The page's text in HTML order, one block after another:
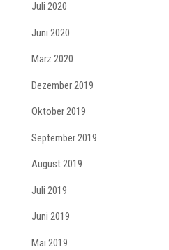
Juli 2020
Juni 2020
März 2020
Dezember 2019
Oktober 2019
September 2019
August 2019
Juli 2019
Juni 2019
Mai 2019